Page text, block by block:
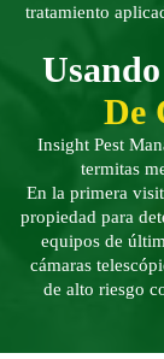
tratamiento
De
Insight Pest
termitas
En la primera
propiedad para
equipos de
cámaras
de alto riesgo